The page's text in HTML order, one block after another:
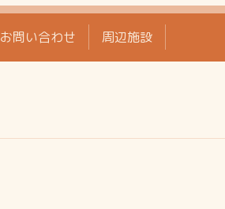
お問い合わせ 周辺施設